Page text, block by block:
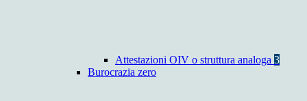
Attestazioni OIV o struttura analoga 3
Burocrazia zero